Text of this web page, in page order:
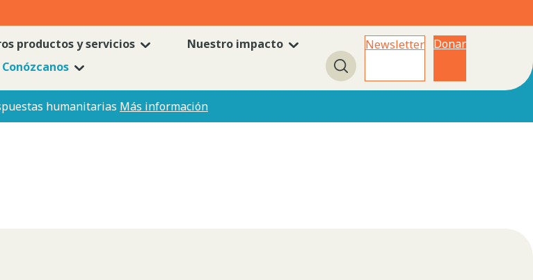
productos y servicios
Nuestro impacto
Conózcanos
Búsqueda
Newsletter Donar
humanitarias Más información